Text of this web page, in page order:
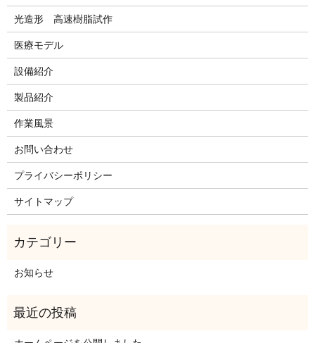
光造形 高速樹脂試作
医療モデル
設備紹介
製品紹介
作業風景
お問い合わせ
プライバシーポリシー
サイトマップ
お知らせ